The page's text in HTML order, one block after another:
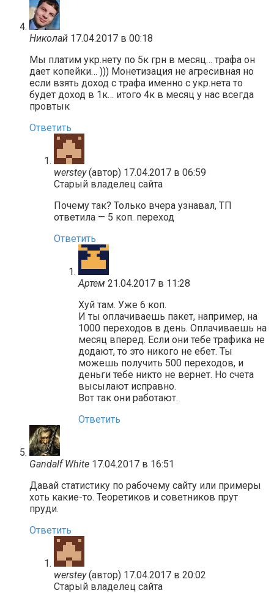
Николай 17.04.2017 в 00:18
Мы платим укр.нету по 5к грн в месяц… трафа он
дает копейки… ))) Монетизация не агресивная но
если взять доход с трафа именно с укр.нета то
будет доход в 1к… итого 4к в месяц у нас всегда
провтык
Ответить
werstey (автор) 17.04.2017 в 06:59
Старый владелец сайта
Почему так? Только вчера узнавал, ТП
ответила — 5 коп. переход
Ответить
Артем 21.04.2017 в 11:28
Хуй там. Уже 6 коп.
И ты оплачиваешь пакет, например, на
1000 переходов в день. Оплачиваешь на
месяц вперед. Если они тебе трафика не
додают, то это никого не ебет. Ты
можешь получить 500 переходов, и
деньги тебе никто не вернет. Но счета
высылают исправно.
Вот так они работают.
Ответить
Gandalf White 17.04.2017 в 16:51
Давай статистику по рабочему сайту или примеры
хоть какие-то. Теоретиков и советников прут
пруди.
Ответить
werstey (автор) 17.04.2017 в 20:02
Старый владелец сайта